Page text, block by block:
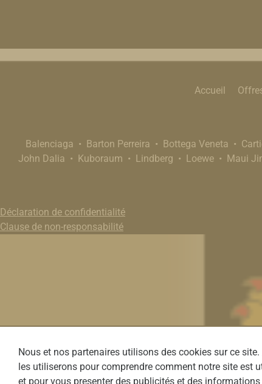
Accueil
Balenciaga Barton Perreira Bottega Veneta
John Dalia
Kuboraum Lindberg Loewe Maui
Déclaration de confidentialité
Clause de non-responsabilité
Nous et nos partenaires utilisons des cookies sur ce
les utiliserons pour comprendre comment notre site est
et pour vous presenter des publicités et des